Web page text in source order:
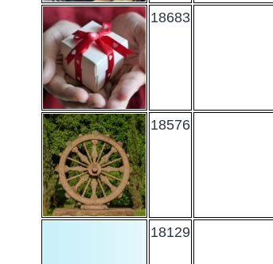
18683
18576
18129